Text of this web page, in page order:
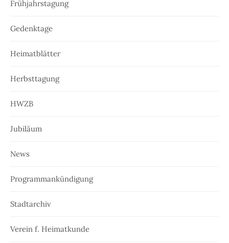
Frühjahrstagung
Gedenktage
Heimatblätter
Herbsttagung
HWZB
Jubiläum
News
Programmankündigung
Stadtarchiv
Verein f. Heimatkunde